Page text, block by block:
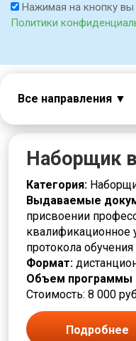
Нажимая на кнопку вы
Политики
Все направления
Автоматчик
Агент
Аналитик
Аппаратчик
Безопасность
Бригадир
Бурильщик
Вакуумщик
Вальцовщик
Варщик
Водитель погрузчика
Горное дело
Горнорабочий
Наборщик
Категория:
Выдаваемые
присвоении
квалификационное
протокола обучения
Формат:
Объем программы
Стоимость: 8 000
Подробнее